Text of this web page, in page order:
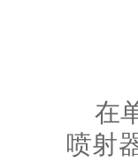
在
喷射